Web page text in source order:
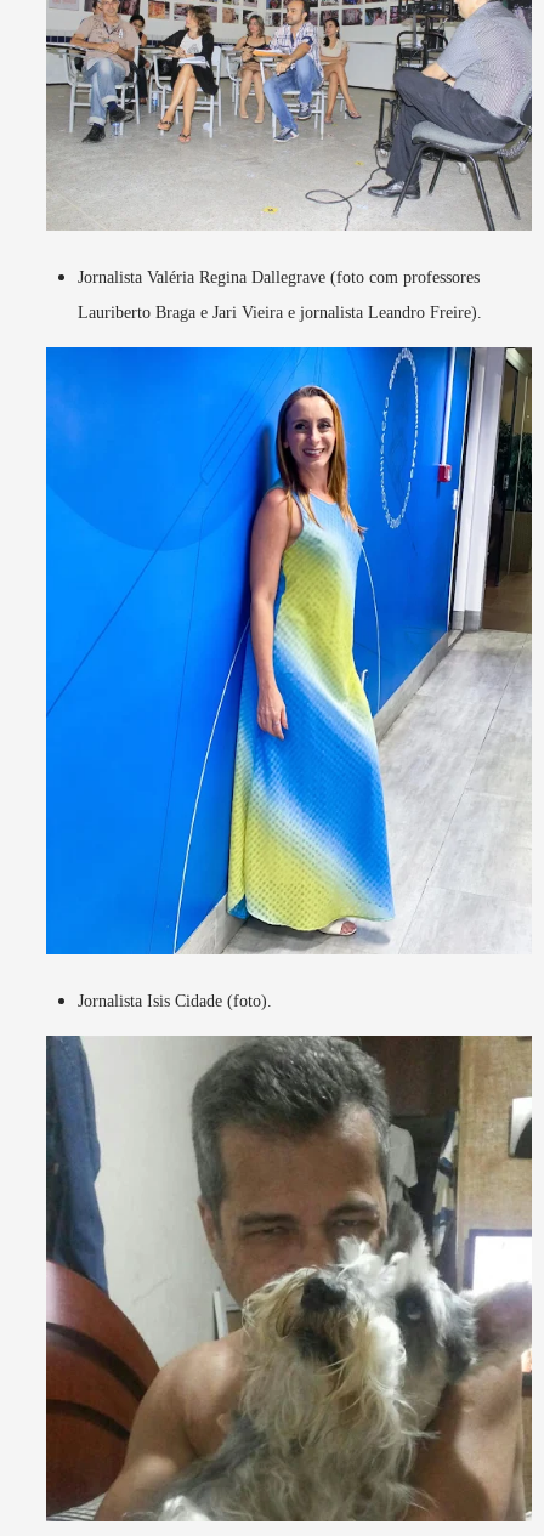
Jornalista Valéria Regina Dallegrave (foto com professores
Lauriberto Braga e Jari Vieira e jornalista Leandro Freire).
Jornalista Isis Cidade (foto).